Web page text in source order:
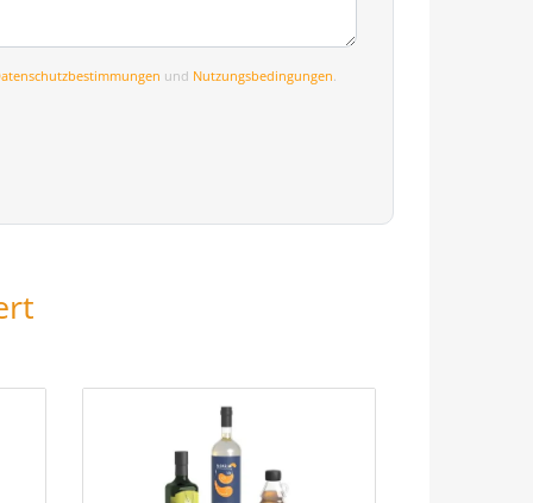
und Nutzungsbedingungen